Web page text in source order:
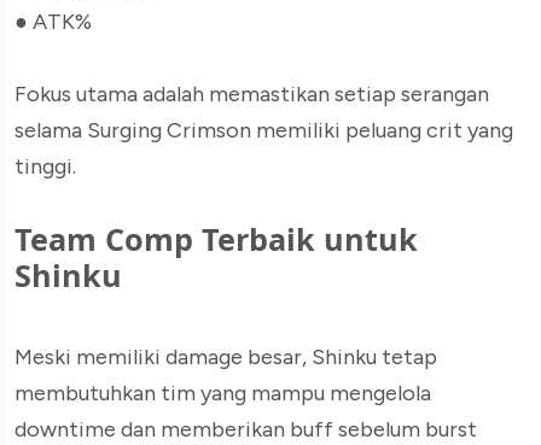
● ATK%
Fokus utama adalah memastikan setiap serangan
selama Surging Crimson memiliki peluang crit yang
tinggi.
Team Comp Terbaik untuk
Shinku
Meski memiliki damage besar, Shinku tetap
membutuhkan tim yang mampu mengelola
downtime dan memberikan buff sebelum burst